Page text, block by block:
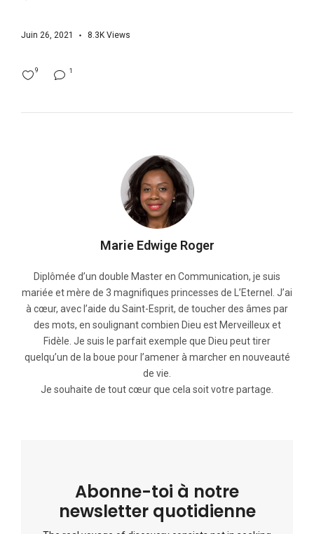
Juin 26, 2021 8.3K Views
1
9
Marie Edwige Roger
Diplômée d’un double Master en Communication, je suis
mariée et mère de 3 magnifiques princesses de L’Eternel. J’ai
à cœur, avec l’aide du Saint-Esprit, de toucher des âmes par
des mots, en soulignant combien Dieu est Merveilleux et
Fidèle. Je suis le parfait exemple que Dieu peut tirer
quelqu’un de la boue pour l’amener à marcher en nouveauté
de vie.
Je souhaite de tout cœur que cela soit votre partage.
Abonne-toi à notre
newsletter quotidienne